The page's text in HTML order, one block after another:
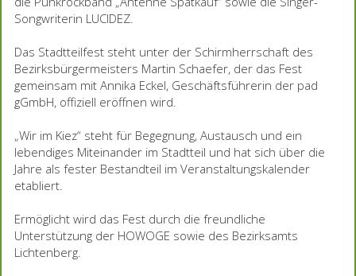
Songwriterin LUCIDEZ.
Das Stadtteilfest steht unter der Schirmherrschaft des
Bezirksbürgermeisters Martin Schaefer, der das Fest
gemeinsam mit Annika Eckel, Geschäftsführerin der pad
gGmbH, offiziell eröffnen wird.
„Wir im Kiez“ steht für Begegnung, Austausch und ein
lebendiges Miteinander im Stadtteil und hat sich über die
Jahre als fester Bestandteil im Veranstaltungskalender
etabliert.
Ermöglicht wird das Fest durch die freundliche
Unterstützung der HOWOGE sowie des Bezirksamts
Lichtenberg.